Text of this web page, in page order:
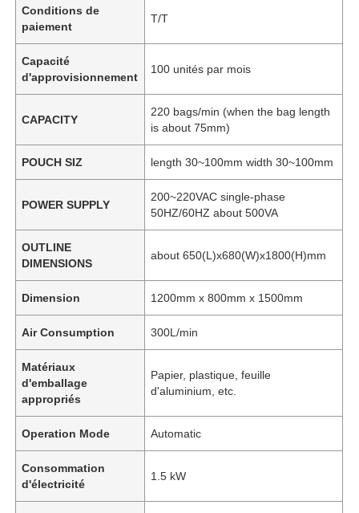
Conditions de
paiement
T/T
Capacité
d'approvisionnement
100 unités par mois
CAPACITY
220 bags/min (when the bag length
is about 75mm)
POUCH SIZ length 30~100mm width 30~100mm
POWER SUPPLY
200~220VAC single-phase
50HZ/60HZ about 500VA
OUTLINE
DIMENSIONS
about 650(L)x680(W)x1800(H)mm
Dimension 1200mm x 800mm x 1500mm
Air Consumption 300L/min
Matériaux
d'emballage
appropriés
Papier, plastique, feuille
d'aluminium, etc.
Operation Mode Automatic
Consommation
d'électricité
1.5 kW